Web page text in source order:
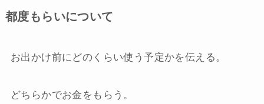
都度もらいについて
お出かけ前にどのくらい使う予定かを伝える。
どちらかでお金をもらう。